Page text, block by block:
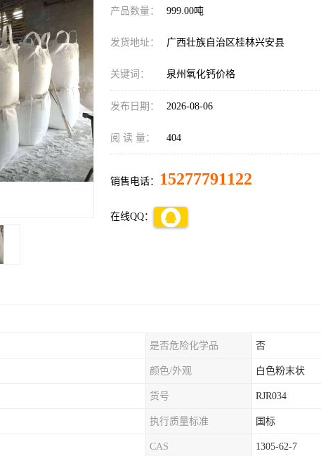
产品数量： 999.00吨
发货地址： 广西壮族自治区桂林兴安县
关键词： 泉州氧化钙价格
发布日期： 2026-08-06
阅 读 量： 404
销售电话： 15277791122
在线QQ：
是否危险化学品 否
颜色/外观 白色粉末状
货号 RJR034
执行质量标准 国标
CAS 1305-62-7